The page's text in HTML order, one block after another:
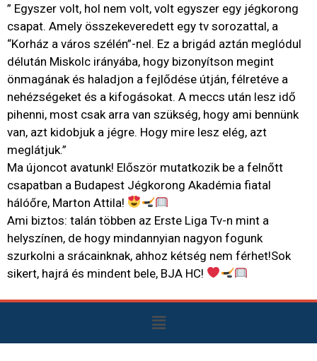
” Egyszer volt, hol nem volt, volt egyszer egy jégkorong
csapat. Amely összekeveredett egy tv sorozattal, a
“Korház a város szélén”-nel. Ez a brigád aztán meglódul
délután Miskolc irányába, hogy bizonyítson megint
önmagának és haladjon a fejlődése útján, félretéve a
nehézségeket és a kifogásokat. A meccs után lesz idő
pihenni, most csak arra van szükség, hogy ami bennünk
van, azt kidobjuk a jégre. Hogy mire lesz elég, azt
meglátjuk.”
Ma újoncot avatunk! Először mutatkozik be a felnőtt
csapatban a Budapest Jégkorong Akadémia fiatal
hálóőre, Marton Attila!
Ami biztos: talán többen az Erste Liga Tv-n mint a
helyszínen, de hogy mindannyian nagyon fogunk
szurkolni a srácainknak, ahhoz kétség nem férhet!Sok
sikert, hajrá és mindent bele, BJA HC!